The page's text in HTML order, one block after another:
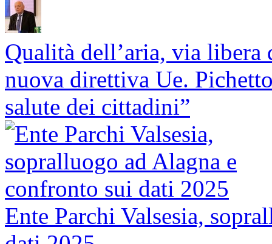
Qualità dell’aria, via
nuova direttiva Ue.
salute dei cittadini”
Ente Parchi Valsesia,